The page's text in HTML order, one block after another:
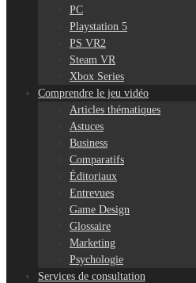
PC
Playstation 5
PS VR2
Steam VR
Xbox Series
Comprendre le jeu vidéo
Articles thématiques
Astuces
Business
Comparatifs
Éditoriaux
Entrevues
Game Design
Glossaire
Marketing
Psychologie
Services de consultation